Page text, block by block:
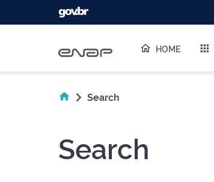
HOME
Search
Search